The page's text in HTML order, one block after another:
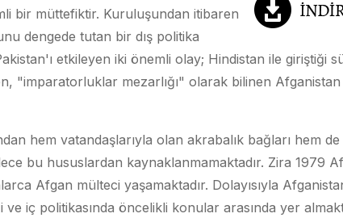
bir müttefiktir. Kuruluşundan itibaren
dengede tutan bir dış politika
etkileyen iki önemli olay; Hindistan ile giriştiği
"imparatorluklar mezarlığı" olarak bilinen
hem vatandaşlarıyla olan akrabalık bağları hem de
bu hususlardan kaynaklanmamaktadır. Zira 1979
Afgan mülteci yaşamaktadır. Dolayısıyla
ve iç politikasında öncelikli konular arasında yer